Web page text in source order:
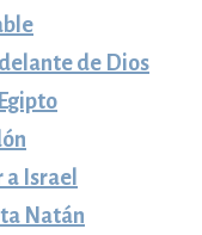
de Dios
Israel
Natán